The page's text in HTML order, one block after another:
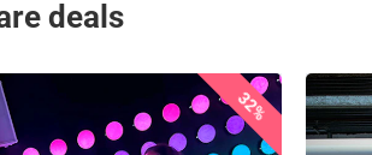
deals
32%